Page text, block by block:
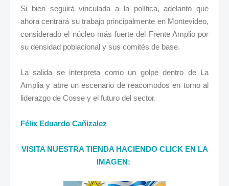
Si bien seguirá vinculada a la política, adelantó que
ahora centrará su trabajo principalmente en Montevideo,
considerado el núcleo más fuerte del Frente Amplio por
su densidad poblacional y sus comités de base.
La salida se interpreta como un golpe dentro de La
Amplia y abre un escenario de reacomodos en torno al
liderazgo de Cosse y el futuro del sector.
Félix Eduardo Cañizalez
VISITA NUESTRA TIENDA HACIENDO CLICK EN LA
IMAGEN: